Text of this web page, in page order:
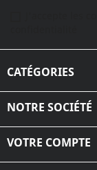
CATÉGORIES
NOTRE SOCIÉTÉ
VOTRE COMPTE